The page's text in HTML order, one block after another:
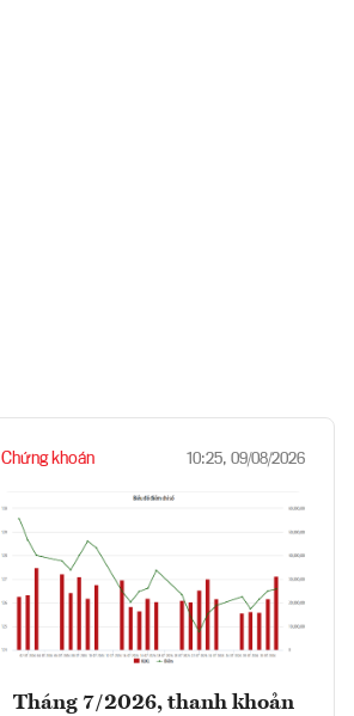
Chứng khoán 10:25, 09/08/2026
Tháng 7/2026, thanh khoản